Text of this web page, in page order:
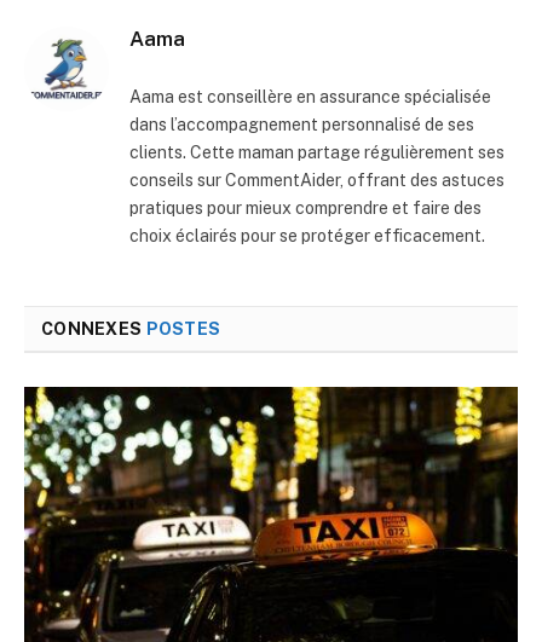
Aama
Aama est conseillère en assurance spécialisée
dans l’accompagnement personnalisé de ses
clients. Cette maman partage régulièrement ses
conseils sur CommentAider, offrant des astuces
pratiques pour mieux comprendre et faire des
choix éclairés pour se protéger efficacement.
CONNEXES POSTES